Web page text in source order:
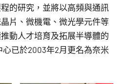
的研究，並將以高頻與通訊
片、微機電、微光學元件等
動人才培育及拓展半導體的
已於2003年2月更名為奈米